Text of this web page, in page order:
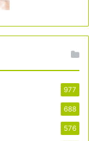
977
688
576